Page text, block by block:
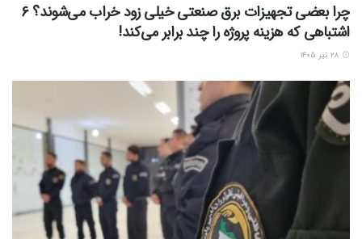
چرا بعضی تجهیزات برق صنعتی خیلی زود خراب می‌شوند؟ ۶
اشتباهی که هزینه پروژه را چند برابر می‌کند!